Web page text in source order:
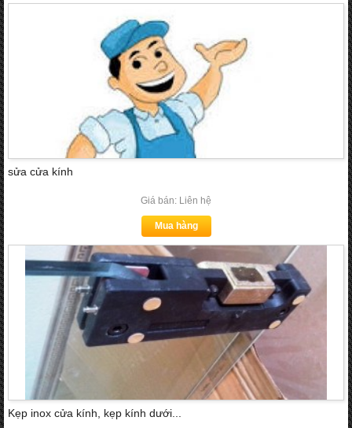
sửa cửa kính
Giá bán: Liên hệ
Mua hàng
Kẹp inox cửa kính, kẹp kính dưới...